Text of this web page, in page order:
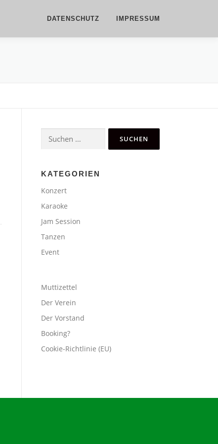
DATENSCHUTZ IMPRESSUM
Suchen
nach:
KATEGORIEN
Konzert
Karaoke
Jam Session
Tanzen
Event
Muttizettel
Der Verein
Der Vorstand
Booking?
Cookie-Richtlinie (EU)